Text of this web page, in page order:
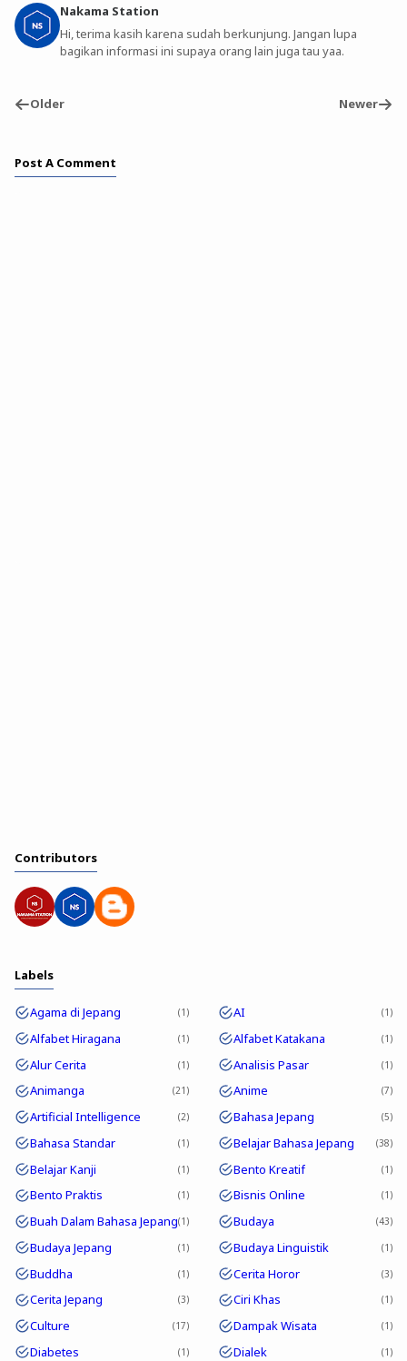
Nakama Station
Hi, terima kasih karena sudah berkunjung. Jangan lupa
bagikan informasi ini supaya orang lain juga tau yaa.
Older Newer
Post A Comment
Contributors
Labels
Agama di Jepang 1 AI 1
Alfabet Hiragana 1 Alfabet Katakana 1
Alur Cerita 1 Analisis Pasar 1
Animanga 21 Anime 7
Artificial Intelligence 2 Bahasa Jepang 5
Bahasa Standar 1 Belajar Bahasa Jepang 38
Belajar Kanji 1 Bento Kreatif 1
Bento Praktis 1 Bisnis Online 1
Buah Dalam Bahasa Jepang 1 Budaya 43
Budaya Jepang 1 Budaya Linguistik 1
Buddha 1 Cerita Horor 3
Cerita Jepang 3 Ciri Khas 1
Culture 17 Dampak Wisata 1
Diabetes 1 Dialek 1